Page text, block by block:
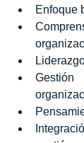
Enfoque